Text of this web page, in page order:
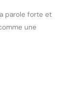
parole forte et
une